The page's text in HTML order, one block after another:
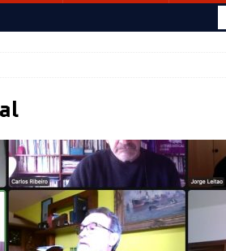
2026,
29 de julho
– 11 de